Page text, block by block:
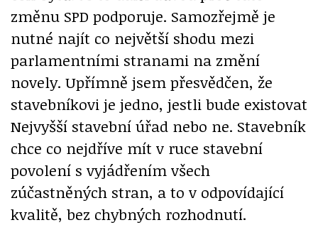
změnu SPD podporuje. Samozřejmě je
nutné najít co největší shodu mezi
parlamentními stranami na změní
novely. Upřímně jsem přesvědčen, že
stavebníkovi je jedno, jestli bude existovat
Nejvyšší stavební úřad nebo ne. Stavebník
chce co nejdříve mít v ruce stavební
povolení s vyjádřením všech
zúčastněných stran, a to v odpovídající
kvalitě, bez chybných rozhodnutí.